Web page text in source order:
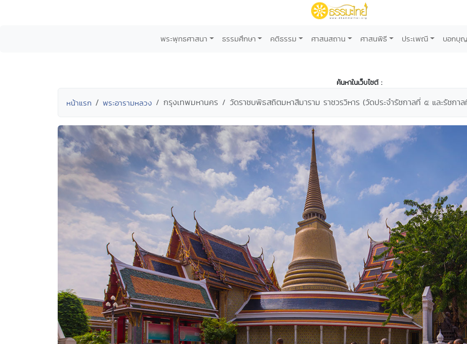
พระพุทธศาสนา ธรรมศึกษา คติธรรม ศาสนสถาน ศาสนพิธี ประเพณี บอกบุญ
ค้นหาในเว็บไซต์ :
หน้าแรก พระอารามหลวง กรุงเทพมหานคร วัดราชบพิธสถิตมหาสีมาราม ราชวรวิหาร (วัดประจำรัชกาลที่ ๕ และรัชกา